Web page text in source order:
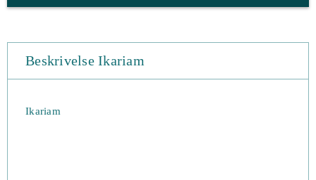
Beskrivelse Ikariam
Ikariam